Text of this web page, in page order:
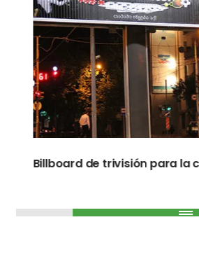
Billboard de trivisión para el